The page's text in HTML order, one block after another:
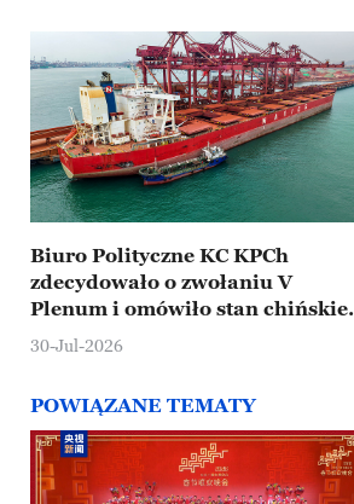
Biuro Polityczne KC KPCh
zdecydowało o zwołaniu V
Plenum i omówiło stan chińskiej
gospodarki
30-Jul-2026
POWIĄZANE TEMATY